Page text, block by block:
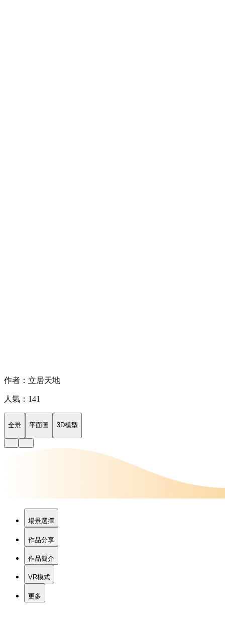
作者：立居天地
人氣：141
全景 平面圖 3D模型
場景選擇
作品分享
作品簡介
VR模式
更多